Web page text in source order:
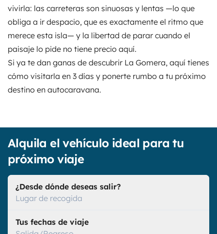
vivirla: las carreteras son sinuosas y lentas —lo que
obliga a ir despacio, que es exactamente el ritmo que
merece esta isla— y la libertad de parar cuando el
paisaje lo pide no tiene precio aquí.
Si ya te dan ganas de descubrir La Gomera, aquí tienes
cómo visitarla en 3 días y ponerte rumbo a tu próximo
destino en autocaravana.
Alquila el vehículo ideal para tu
próximo viaje
¿Desde dónde deseas salir?
Lugar de recogida
Tus fechas de viaje